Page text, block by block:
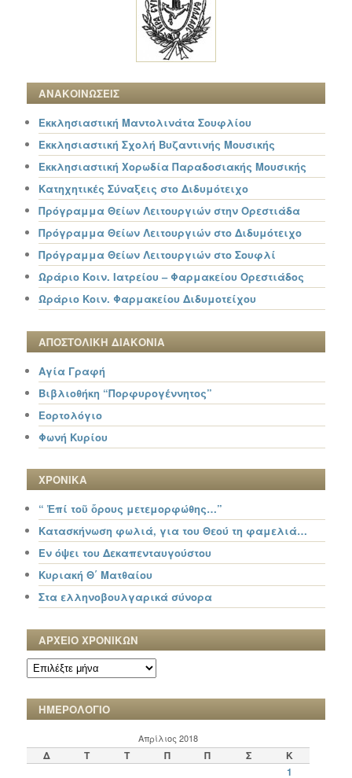
ΑΝΑΚΟΙΝΩΣΕΙΣ
Εκκλησιαστική Μαντολινάτα Σουφλίου
Εκκλησιαστική Σχολή Βυζαντινής Μουσικής
Εκκλησιαστική Χορωδία Παραδοσιακής Μουσικής
Κατηχητικές Σύναξεις στο Διδυμότειχο
Πρόγραμμα Θείων Λειτουργιών στην Ορεστιάδα
Πρόγραμμα Θείων Λειτουργιών στο Διδυμότειχο
Πρόγραμμα Θείων Λειτουργιών στο Σουφλί
Ωράριο Κοιν. Ιατρείου – Φαρμακείου Ορεστιάδος
Ωράριο Κοιν. Φαρμακείου Διδυμοτείχου
ΑΠΟΣΤΟΛΙΚΗ ΔΙΑΚΟΝΙΑ
Αγία Γραφή
Βιβλιοθήκη “Πορφυρογέννητος”
Εορτολόγιο
Φωνή Κυρίου
ΧΡΟΝΙΚΑ
“ Ἐπί τοῦ ὄρους μετεμορφώθης…”
Κατασκήνωση φωλιά, για του Θεού τη φαμελιά…
Εν όψει του Δεκαπενταυγούστου
Κυριακή Θ΄ Ματθαίου
Στα ελληνοβουλγαρικά σύνορα
ΑΡΧΕΙΟ ΧΡΟΝΙΚΩΝ
ΑΡΧΕΙΟ
ΧΡΟΝΙΚΩΝ
ΗΜΕΡΟΛΟΓΙΟ
Απρίλιος 2018
Δ Τ Τ Π Π Σ
Κ
1